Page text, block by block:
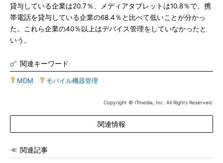
貸与している企業は20.7％、メディアタブレットは10.8％で、携
帯電話を貸与している企業の68.4％と比べて低いことが分かっ
た。これら企業の40％以上はデバイス管理をしていなかったと
いう。
関連キーワード
MDM モバイル機器管理
Copyright © ITmedia, Inc. All Rights Reserved.
関連情報
関連記事